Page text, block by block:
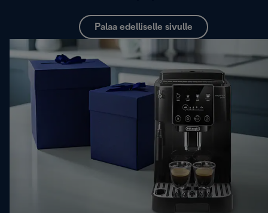
Palaa edelliselle sivulle